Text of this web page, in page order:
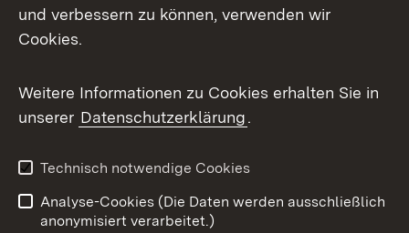
Facebook
X / Twitter
Youtube
Impressum
Kontakt
und verbessern zu können, verwenden wir
Cookies.
Weitere Informationen zu Cookies erhalten Sie in
unserer Datenschutzerklärung.
Technisch notwendige Cookies
Analyse-Cookies (Die Daten werden ausschließlich
anonymisiert verarbeitet.)